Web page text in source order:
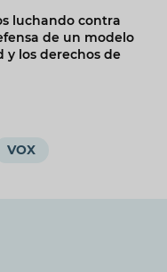
luchando contra
de un modelo
los derechos de
VOX